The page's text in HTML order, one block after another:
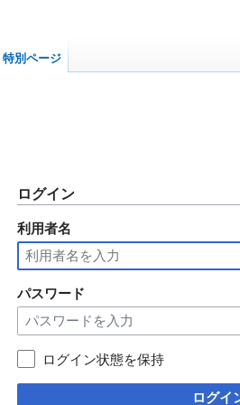
ログイン
ナ
ビ
ゲ
ー
シ
ョ
ン
に
移
検
索
に
移
動
利用者名
パスワード
ログイン状態を保持
ログイ
特別ページ